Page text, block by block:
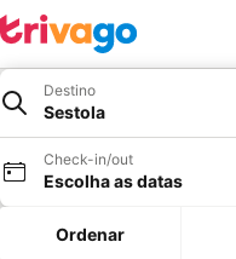
Destino
Sestola
Check-in/out
Escolha as datas
Ordenar